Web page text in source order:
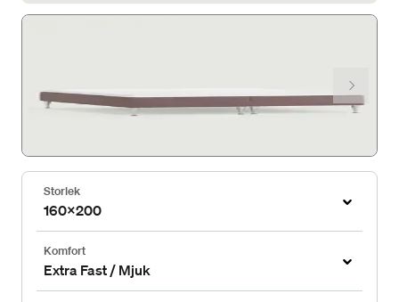
Storlek
160x200
Komfort
Extra Fast / Mjuk